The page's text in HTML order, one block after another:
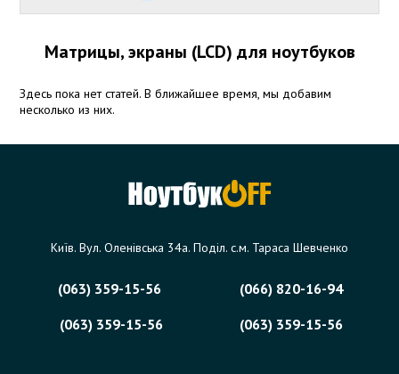
Матрицы, экраны (LCD) для ноутбуков
Здесь пока нет статей. В ближайшее время, мы добавим
несколько из них.
Київ. Вул. Оленівська 34а. Поділ. с.м. Тараса Шевченко
(063) 359-15-56
(066) 820-16-94
(063) 359-15-56
(063) 359-15-56